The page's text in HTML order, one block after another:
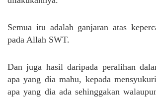
Semua itu adalah ganjaran atas
pada Allah SWT.
Dan juga hasil daripada peralihan
apa yang dia mahu, kepada
apa yang dia ada sehinggakan